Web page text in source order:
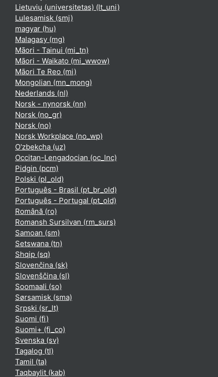
Lietuvių (universitetas) ‎(lt_uni)‎
Lulesamisk ‎(smj)‎
magyar ‎(hu)‎
Malagasy ‎(mg)‎
Māori - Tainui ‎(mi_tn)‎
Māori - Waikato ‎(mi_wwow)‎
Māori Te Reo ‎(mi)‎
Mongolian ‎(mn_mong)‎
Nederlands ‎(nl)‎
Norsk - nynorsk ‎(nn)‎
Norsk ‎(no_gr)‎
Norsk ‎(no)‎
Norsk Workplace ‎(no_wp)‎
O'zbekcha ‎(uz)‎
Occitan-Lengadocian ‎(oc_lnc)‎
Pidgin ‎(pcm)‎
Polski ‎(pl_old)‎
Português - Brasil ‎(pt_br_old)‎
Português - Portugal ‎(pt_old)‎
Română ‎(ro)‎
Romansh Sursilvan ‎(rm_surs)‎
Samoan ‎(sm)‎
Setswana ‎(tn)‎
Shqip ‎(sq)‎
Slovenčina ‎(sk)‎
Slovenščina ‎(sl)‎
Soomaali ‎(so)‎
Sørsamisk ‎(sma)‎
Srpski ‎(sr_lt)‎
Suomi ‎(fi)‎
Suomi+ ‎(fi_co)‎
Svenska ‎(sv)‎
Tagalog ‎(tl)‎
Tamil ‎(ta)‎
Taqbaylit ‎(kab)‎